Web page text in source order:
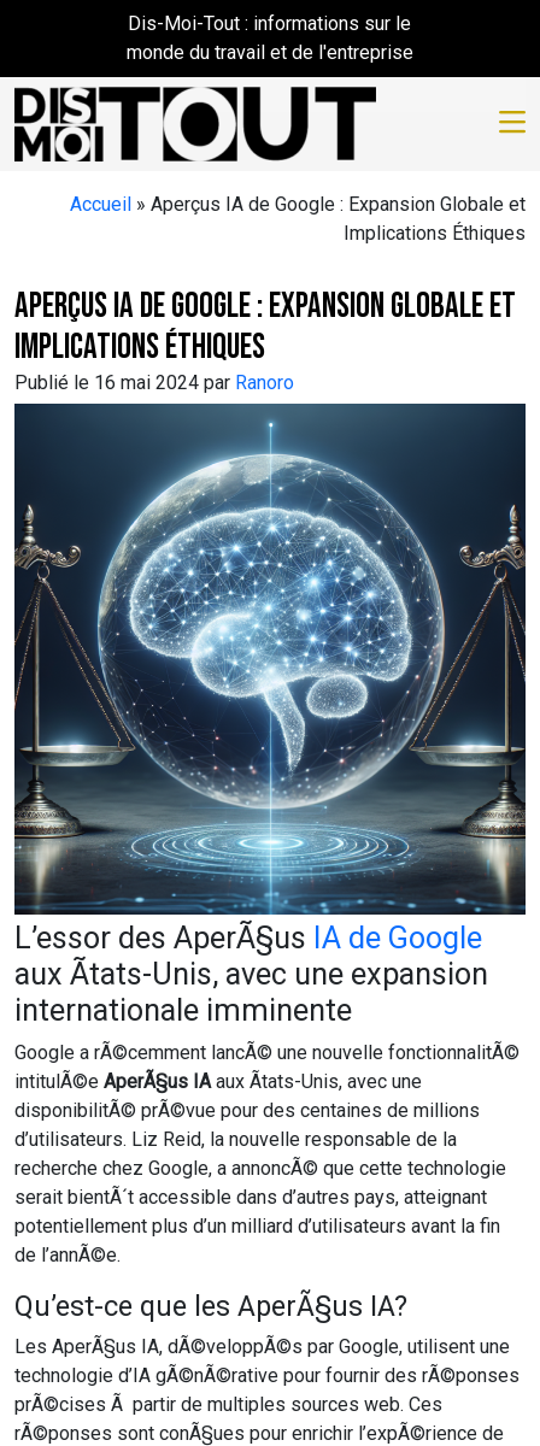
Skip to main contentDis-Moi-Tout : informations sur le
monde du travail et de l'entreprise
Accueil » Aperçus IA de Google : Expansion Globale et
Implications Éthiques
Aperçus IA de Google : Expansion Globale et
Implications Éthiques
Publié le 16 mai 2024 par Ranoro
L’essor des AperÃ§us IA de Google
aux Ãtats-Unis, avec une expansion
internationale imminente
Google a rÃ©cemment lancÃ© une nouvelle fonctionnalitÃ©
intitulÃ©e AperÃ§us IAaux Ãtats-Unis, avec une
disponibilitÃ© prÃ©vue pour des centaines de millions
d’utilisateurs. Liz Reid, la nouvelle responsable de la
recherche chez Google, a annoncÃ© que cette technologie
serait bientÃ´t accessible dans d’autres pays, atteignant
potentiellement plus d’un milliard d’utilisateurs avant la fin
de l’annÃ©e.
Qu’est-ce que les AperÃ§us IA?
Les AperÃ§us IA, dÃ©veloppÃ©s par Google, utilisent une
technologie d’IA gÃ©nÃ©rative pour fournir des rÃ©ponses
prÃ©cises Ã partir de multiples sources web. Ces
rÃ©ponses sont conÃ§ues pour enrichir l’expÃ©rience de